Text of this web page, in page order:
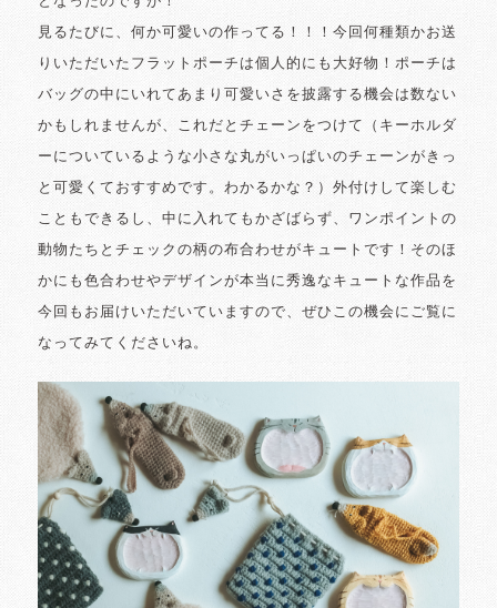
見るたびに、何か可愛いの作ってる！！！今回何種類かお送
りいただいたフラットポーチは個人的にも大好物！ポーチは
バッグの中にいれてあまり可愛いさを披露する機会は数ない
かもしれませんが、これだとチェーンをつけて（キーホルダ
ーについているような小さな丸がいっぱいのチェーンがきっ
と可愛くておすすめです。わかるかな？）外付けして楽しむ
こともできるし、中に入れてもかざばらず、ワンポイントの
動物たちとチェックの柄の布合わせがキュートです！そのほ
かにも色合わせやデザインが本当に秀逸なキュートな作品を
今回もお届けいただいていますので、ぜひこの機会にご覧に
なってみてくださいね。